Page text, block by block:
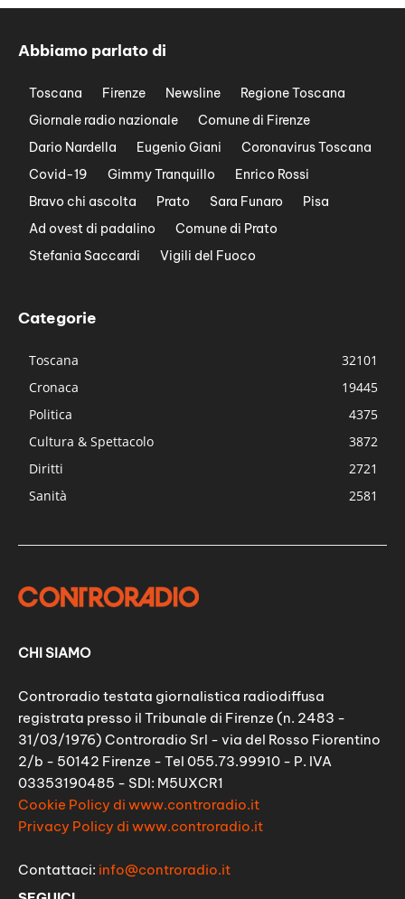
Abbiamo parlato di
Toscana Firenze Newsline
Regione Toscana
Giornale radio nazionale
Comune di Firenze
Dario Nardella
Eugenio Giani
Coronavirus Toscana
Covid-19
Gimmy Tranquillo
Enrico Rossi
Bravo chi ascolta
Prato Sara Funaro
Pisa
Ad ovest di padalino
Comune di Prato
Stefania Saccardi
Vigili del Fuoco
Categorie
Toscana
32101
Cronaca
19445
Politica
4375
Cultura & Spettacolo
3872
Diritti
2721
Sanità
2581
CHI SIAMO
Controradio testata giornalistica radiodiffusa
registrata presso il Tribunale di Firenze (n. 2483 -
31/03/1976) Controradio Srl - via del Rosso Fiorentino
2/b - 50142 Firenze - Tel 055.73.99910 - P. IVA
03353190485 - SDI: M5UXCR1
Cookie Policy di www.controradio.it
Privacy Policy di www.controradio.it
Contattaci: info@controradio.it